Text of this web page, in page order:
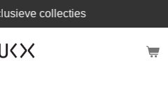
collecties